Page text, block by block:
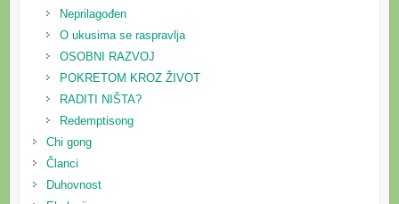
Neprilagođen
O ukusima se raspravlja
OSOBNI RAZVOJ
POKRETOM KROZ ŽIVOT
RADITI NIŠTA?
Redemptisong
Chi gong
Članci
Duhovnost